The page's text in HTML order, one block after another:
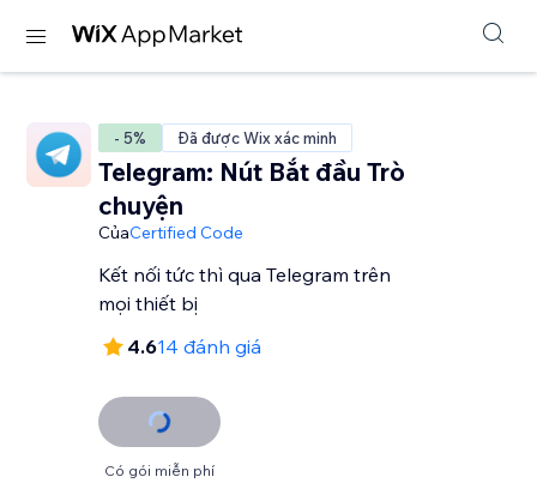
- 5% Đã được Wix xác minh
Telegram: Nút Bắt đầu Trò
chuyện
CủaCertified Code
Kết nối tức thì qua Telegram trên
mọi thiết bị
4.614 đánh giá
Có gói miễn phí